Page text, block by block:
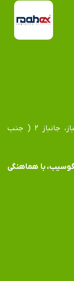
آدرس دفتر: مشهد، بلوار فردوسی، بلوار جانباز، جانباز ۲ ( جنب
با هماهنگی